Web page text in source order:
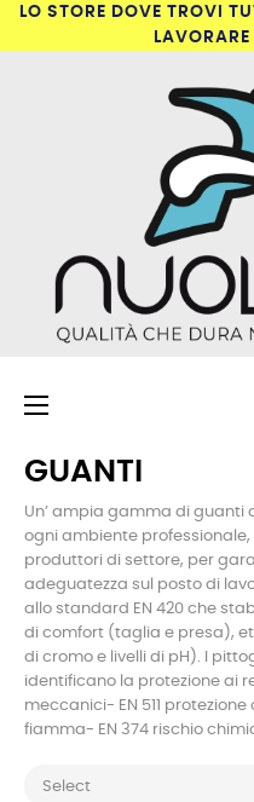
LO STORE DOVE TROVI
navigazione
☰
GUANTI
Un’ ampia gamma di guanti
ogni ambiente
produttori di settore, per
adeguatezza sul posto di
allo standard EN 420 che
di comfort (taglia e presa),
di cromo e livelli di pH). I
identificano la protezione ai
meccanici- EN 511
fiamma- EN 374 rischio
Select